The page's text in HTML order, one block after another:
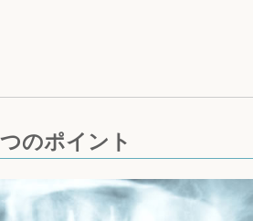
のポイント